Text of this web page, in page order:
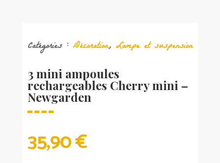
Catégories : Décoration, Lampe et suspension
3 mini ampoules
rechargeables Cherry mini –
Newgarden
35,90€